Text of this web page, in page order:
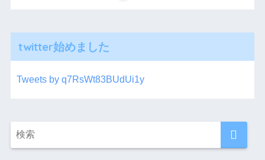
twitter始めました
Tweets by q7RsWt83BUdUi1y